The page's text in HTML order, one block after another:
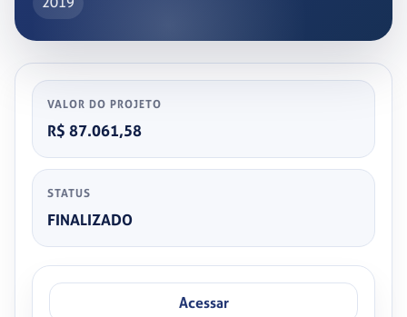
VALOR DO PROJETO
R$ 87.061,58
STATUS
FINALIZADO
Acessar